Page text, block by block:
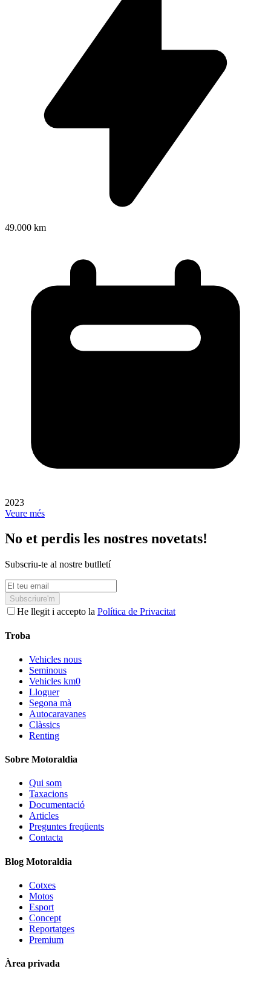
49.000 km
2023
Veure més
No et perdis les nostres novetats!
Subscriu-te al nostre butlletí
Subscriure'm
He llegit i accepto la Política de Privacitat
Troba
Vehicles nous
Seminous
Vehicles km0
Lloguer
Segona mà
Autocaravanes
Clàssics
Renting
Sobre Motoraldia
Qui som
Taxacions
Documentació
Articles
Preguntes freqüents
Contacta
Blog Motoraldia
Cotxes
Motos
Esport
Concept
Reportatges
Premium
Àrea privada